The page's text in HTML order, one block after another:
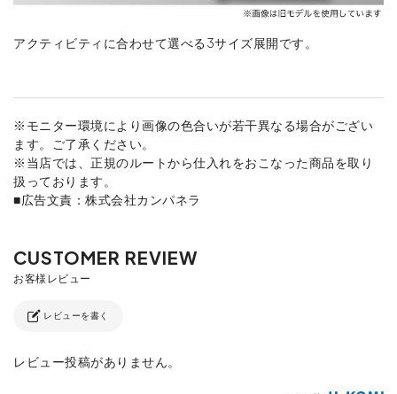
アクティビティに合わせて選べる3サイズ展開です。
※モニター環境により画像の色合いが若干異なる場合がござい
ます。ご了承ください。
※当店では、正規のルートから仕入れをおこなった商品を取り
扱っております。
■広告文責：株式会社カンパネラ
レビューを書く
レビュー投稿がありません。